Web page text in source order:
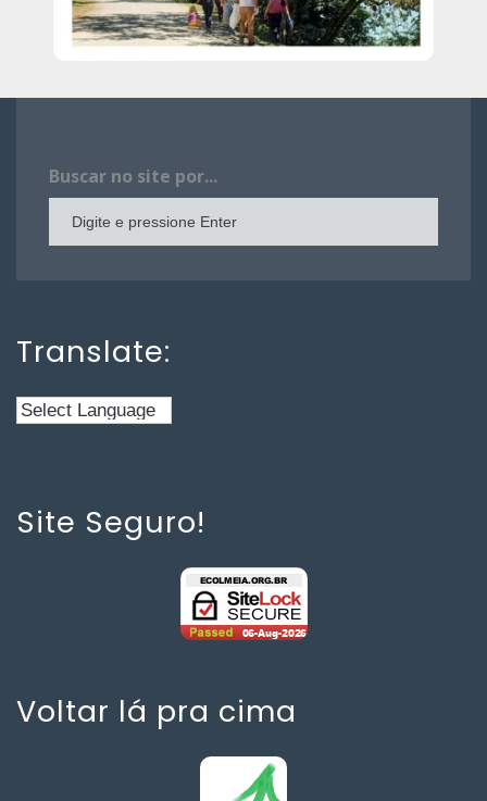
Buscar no site por...
Translate:
Site Seguro!
Voltar lá pra cima